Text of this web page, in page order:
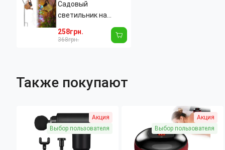
Садовый
светильник на
солнечной батарее
"Лейка" RGB (80 см),
для сада, бронза
258грн.
368грн.
Также покупают
Акция
Выбор пользователя
Акция
Выбор пользователя